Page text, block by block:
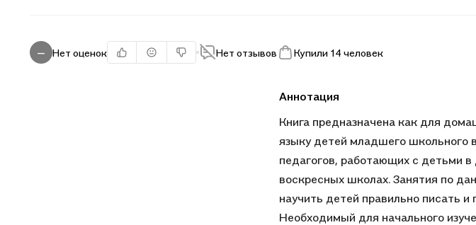
— Нет оценок Нет отзывов Купили 14 человек
Аннотация
Книга предназначена как для
языку детей младшего школьного
педагогов, работающих с детьми в
воскресных школах. Занятия по
научить детей правильно писать и
Необходимый для начального